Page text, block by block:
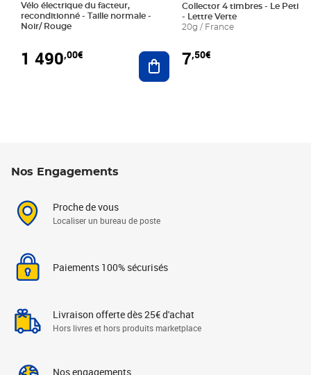
Vélo électrique du facteur,
reconditionné - Taille normale -
Noir/ Rouge
1 490,00€ Ajouter au panier
Collector 4 timbres - Le Petit
- Lettre Verte
20g / France
7,50€
Nos Engagements
Proche de vous
Localiser un bureau de poste
Paiements 100% sécurisés
Livraison offerte dès 25€ d'achat
Hors livres et hors produits marketplace
Nos engagements